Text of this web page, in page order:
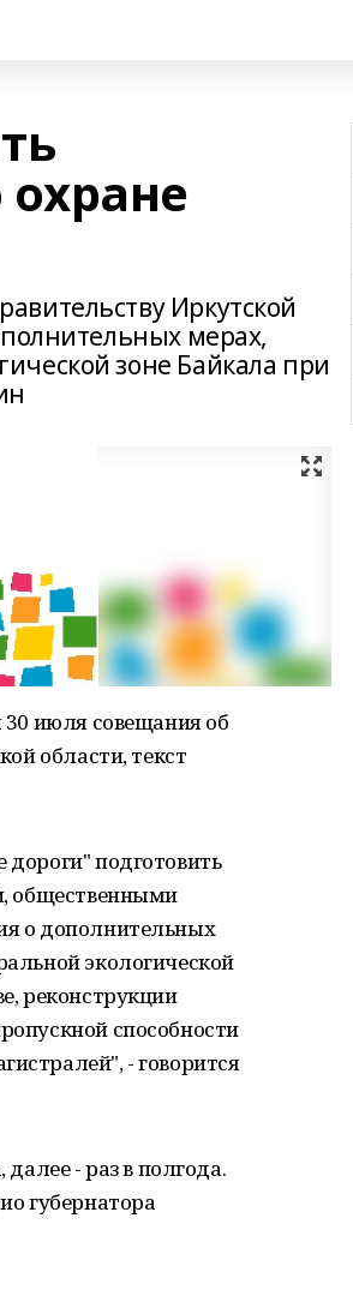
Иркутской
мерах,
зоне Байкала при
30 июля совещания об
области, текст
подготовить
общественными
о дополнительных
экологической
реконструкции
способности
- говорится
- раз в полгода.
губернатора